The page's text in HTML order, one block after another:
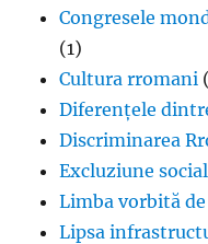
Congresele
(1)
Cultura rromani
Diferențele
Discriminarea
Excluziune
Limba vorbită
Lipsa